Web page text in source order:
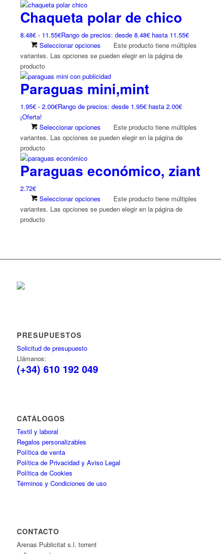
Chaqueta polar de chico
8.48€ - 11.55€Rango de precios: desde 8.48€ hasta 11.55€
Seleccionar opciones
Este producto tiene múltiples
variantes. Las opciones se pueden elegir en la página de
producto
Paraguas mini,mint
1.95€ - 2.00€Rango de precios: desde 1.95€ hasta 2.00€
¡Oferta!
Seleccionar opciones
Este producto tiene múltiples
variantes. Las opciones se pueden elegir en la página de
producto
Paraguas económico, ziant
2.72€
Seleccionar opciones
Este producto tiene múltiples
variantes. Las opciones se pueden elegir en la página de
producto
PRESUPUESTOS
Solicitud de presupuesto
Llámanos:
(+34) 610 192 049
CATÁLOGOS
Textil y laboral
Regalos personalizables
Política de venta
Política de Privacidad y Aviso Legal
Política de Cookies
Términos y Condiciones de uso
CONTACTO
Arenas Publicitat s.l. torrent